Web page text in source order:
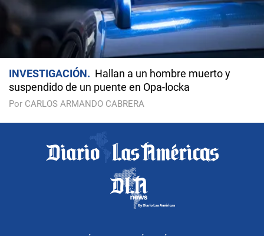
INVESTIGACIÓN
Hallan a un hombre muerto y
suspendido de un puente en Opa-locka
Por CARLOS ARMANDO CABRERA